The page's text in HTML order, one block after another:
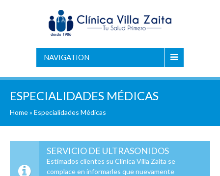
NAVIGATION
ESPECIALIDADES MÉDICAS
Home» Especialidades Médicas
SERVICIO DE ULTRASONIDOS
Estimados clientes su Clínica Villa Zaita se
complace en informarles que nuevamente